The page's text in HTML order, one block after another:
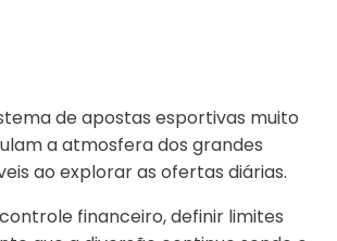
de apostas esportivas muito
a atmosfera dos grandes
ao explorar as ofertas diárias.
financeiro, definir limites